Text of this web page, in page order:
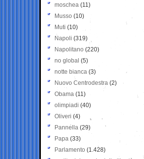
moschea (11)
Musso (10)
Muti (10)
Napoli (319)
Napolitano (220)
no global (5)
notte bianca (3)
Nuovo Centrodestra (2)
Obama (11)
olimpiadi (40)
Oliveri (4)
Pannella (29)
Papa (33)
Parlamento (1.428)